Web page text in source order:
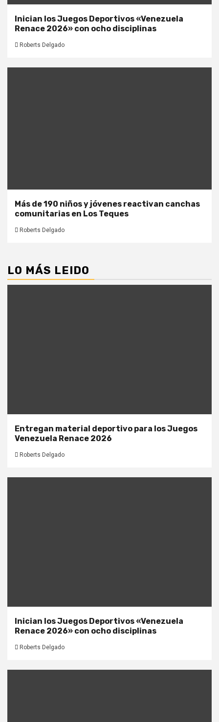
Inician los Juegos Deportivos «Venezuela
Renace 2026» con ocho disciplinas
Roberts Delgado
Más de 190 niños y jóvenes reactivan canchas
comunitarias en Los Teques
Roberts Delgado
LO MÁS LEIDO
Entregan material deportivo para los Juegos
Venezuela Renace 2026
Roberts Delgado
Inician los Juegos Deportivos «Venezuela
Renace 2026» con ocho disciplinas
Roberts Delgado